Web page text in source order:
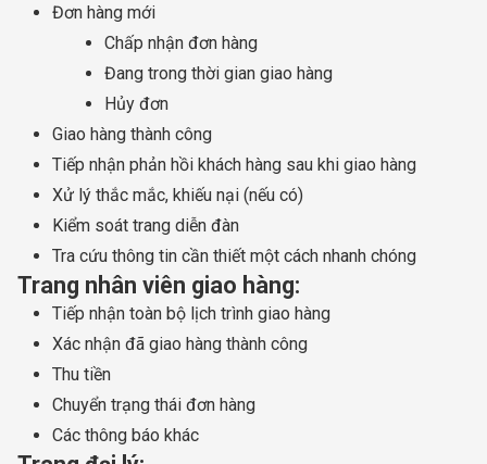
Đơn hàng mới
Chấp nhận đơn hàng
Đang trong thời gian giao hàng
Hủy đơn
Giao hàng thành công
Tiếp nhận phản hồi khách hàng sau khi giao hàng
Xử lý thắc mắc, khiếu nại (nếu có)
Kiểm soát trang diễn đàn
Tra cứu thông tin cần thiết một cách nhanh chóng
Trang nhân viên giao hàng:
Tiếp nhận toàn bộ lịch trình giao hàng
Xác nhận đã giao hàng thành công
Thu tiền
Chuyển trạng thái đơn hàng
Các thông báo khác